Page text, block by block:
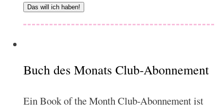
Das will ich haben!
Buch des Monats Club-Abonnement
Ein Book of the Month Club-Abonnement ist